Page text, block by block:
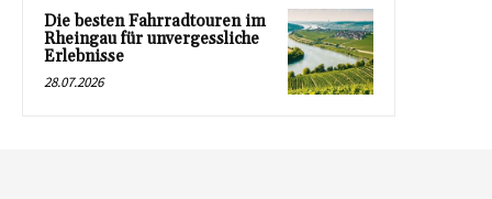
Die besten Fahrradtouren im
Rheingau für unvergessliche
Erlebnisse
28.07.2026